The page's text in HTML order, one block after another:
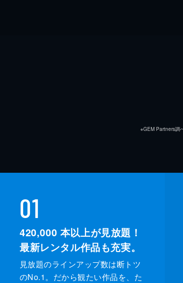
※GEM Partners調
01
420,000 本以上が見放題！
最新レンタル作品も充実。
見放題のラインアップ数は断トツ
のNo.1。だから観たい作品を、た